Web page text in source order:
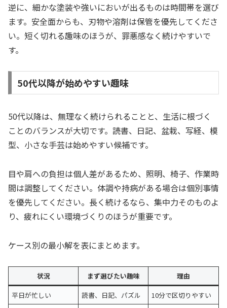
逆に、細かな塗装や強いにおいが出るものは時間帯を選び
ます。安全面からも、刃物や溶剤は保管を優先してくださ
い。短く切れる趣味のほうが、罪悪感なく続けやすいで
す。
50代以降が始めやすい趣味
50代以降は、無理なく続けられることと、生活に根づく
ことのバランスが大切です。読書、日記、盆栽、写経、模
型、小さな手芸は始めやすい候補です。
目や肩への負担は個人差があるため、照明、椅子、作業時
間は調整してください。体調や持病がある場合は個別事情
を優先してください。長く続けるなら、集中力そのものよ
り、疲れにくい環境づくりのほうが重要です。
ケース別の最小解を表にまとめます。
状況 まず選びたい趣味
理由
平日が忙しい
読書、日記、パズル 10分で区切りやすい